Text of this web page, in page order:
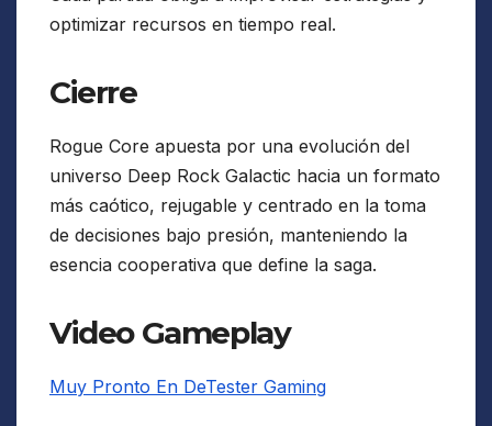
optimizar recursos en tiempo real.
Cierre
Rogue Core apuesta por una evolución del
universo Deep Rock Galactic hacia un formato
más caótico, rejugable y centrado en la toma
de decisiones bajo presión, manteniendo la
esencia cooperativa que define la saga.
Video Gameplay
Muy Pronto En DeTester Gaming